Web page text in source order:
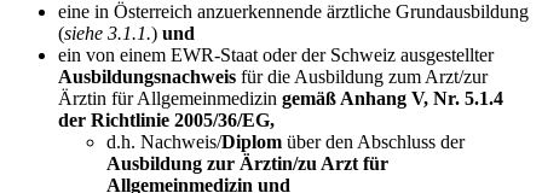
eine in Österreich anzuerkennende ärztliche Grundausbildung
(siehe 3.1.1.) und
ein von einem EWR-Staat oder der Schweiz ausgestellter
Ausbildungsnachweis für die Ausbildung zum Arzt/zur
Ärztin für Allgemeinmedizin gemäß Anhang V, Nr. 5.1.4
der Richtlinie 2005/36/EG,
d.h. Nachweis/Diplom über den Abschluss der
Ausbildung zur Ärztin/zu Arzt für
Allgemeinmedizin und